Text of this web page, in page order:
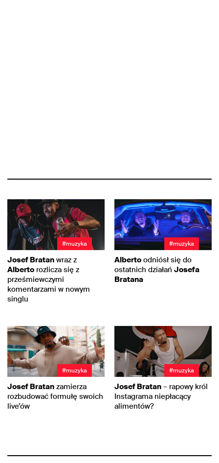
#muzyka
Josef Bratan wraz z
Alberto rozlicza się z
prześmiewczymi
komentarzami w nowym
singlu
#muzyka
Alberto odniósł się do
ostatnich działań Josefa
Bratana
#muzyka
Josef Bratan zamierza
rozbudować formułę swoich
live’ów
#muzyka
Josef Bratan – rapowy król
Instagrama niepłacący
alimentów?